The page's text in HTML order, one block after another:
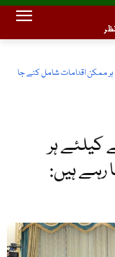
ممکن اقدامات شامل کئے جا
کیلئے ہر
ہیں: